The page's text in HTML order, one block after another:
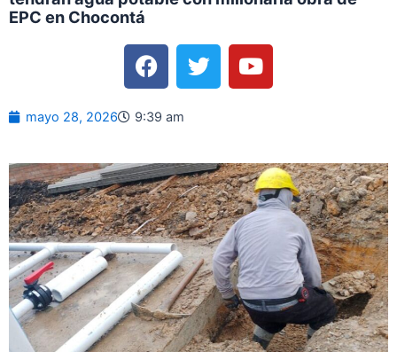
EPC en Chocontá
F
a
c
e
o
k
T
w
i
r
Y
o
u
e
mayo 28, 2026 9:39 am